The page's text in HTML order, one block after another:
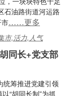
油路街道河运路
市……更多
市,活力,人气
同长+党支部
统筹推进党建引领
“胡同长制”为抓